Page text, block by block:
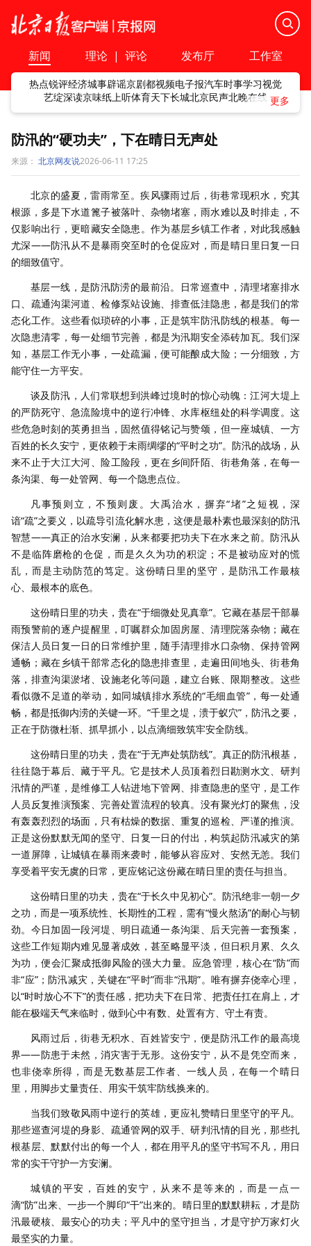
新闻 理论 | 评论 发布厅 工作室
热点锐评经济城事辟谣京剧都视频电子报汽车时事学习视觉
艺绽深读京味纸上听体育天下长城北京民声北晚在线
防汛的“硬功夫”，下在晴日无声处
来源： 北京网友说2026-06-11 17:25
北京的盛夏，雷雨常至。疾风骤雨过后，街巷常现积水，究其
根源，多是下水道篦子被落叶、杂物堵塞，雨水难以及时排走，不
仅影响出行，更暗藏安全隐患。作为基层乡镇工作者，对此我感触
尤深——防汛从不是暴雨突至时的仓促应对，而是晴日里日复一日
的细致值守。
基层一线，是防汛防涝的最前沿。日常巡查中，清理堵塞排水
口、疏通沟渠河道、检修泵站设施、排查低洼隐患，都是我们的常
态化工作。这些看似琐碎的小事，正是筑牢防汛防线的根基。每一
次隐患清零，每一处细节完善，都是为汛期安全添砖加瓦。我们深
知，基层工作无小事，一处疏漏，便可能酿成大险；一分细致，方
能守住一方平安。
谈及防汛，人们常联想到洪峰过境时的惊心动魄：江河大堤上
的严防死守、急流险境中的逆行冲锋、水库枢纽处的科学调度。这
些危急时刻的英勇担当，固然值得铭记与赞颂，但一座城镇、一方
百姓的长久安宁，更依赖于未雨绸缪的“平时之功”。防汛的战场，从
来不止于大江大河、险工险段，更在乡间阡陌、街巷角落，在每一
条沟渠、每一处管网、每一个隐患点位。
凡事预则立，不预则废。大禹治水，摒弃“堵”之短视，深
谙“疏”之要义，以疏导引流化解水患，这便是最朴素也最深刻的防汛
智慧——真正的治水安澜，从来都要把功夫下在水来之前。防汛从
不是临阵磨枪的仓促，而是久久为功的积淀；不是被动应对的慌
乱，而是主动防范的笃定。这份晴日里的坚守，是防汛工作最核
心、最根本的底色。
这份晴日里的功夫，贵在“于细微处见真章”。它藏在基层干部暴
雨预警前的逐户提醒里，叮嘱群众加固房屋、清理院落杂物；藏在
保洁人员日复一日的日常维护里，随手清理排水口杂物、保持管网
通畅；藏在乡镇干部常态化的隐患排查里，走遍田间地头、街巷角
落，排查沟渠淤堵、设施老化等问题，建立台账、限期整改。这些
看似微不足道的举动，如同城镇排水系统的“毛细血管”，每一处通
畅，都是抵御内涝的关键一环。“千里之堤，溃于蚁穴”，防汛之要，
正在于防微杜渐、抓早抓小，以点滴细致筑牢安全防线。
这份晴日里的功夫，贵在“于无声处筑防线”。真正的防汛根基，
往往隐于幕后、藏于平凡。它是技术人员顶着烈日勘测水文、研判
汛情的严谨，是维修工人钻进地下管网、排查隐患的坚守，是工作
人员反复推演预案、完善处置流程的较真。没有聚光灯的聚焦，没
有轰轰烈烈的场面，只有枯燥的数据、重复的巡检、严谨的推演。
正是这份默默无闻的坚守、日复一日的付出，构筑起防汛减灾的第
一道屏障，让城镇在暴雨来袭时，能够从容应对、安然无恙。我们
享受着平安无虞的日常，更应铭记这份藏在晴日里的责任与担当。
这份晴日里的功夫，贵在“于长久中见初心”。防汛绝非一朝一夕
之功，而是一项系统性、长期性的工程，需有“慢火熬汤”的耐心与韧
劲。今日加固一段河堤、明日疏通一条沟渠、后天完善一套预案，
这些工作短期内难见显著成效，甚至略显平淡，但日积月累、久久
为功，便会汇聚成抵御风险的强大力量。应急管理，核心在“防”而
非“应”；防汛减灾，关键在“平时”而非“汛期”。唯有摒弃侥幸心理，
以“时时放心不下”的责任感，把功夫下在日常、把责任扛在肩上，才
能在极端天气来临时，做到心中有数、处置有方、守土有责。
风雨过后，街巷无积水、百姓皆安宁，便是防汛工作的最高境
界——防患于未然，消灾害于无形。这份安宁，从不是凭空而来，
也非侥幸所得，而是无数基层工作者、一线人员，在每一个晴日
里，用脚步丈量责任、用实干筑牢防线换来的。
当我们致敬风雨中逆行的英雄，更应礼赞晴日里坚守的平凡。
那些巡查河堤的身影、疏通管网的双手、研判汛情的目光，那些扎
根基层、默默付出的每一个人，都在用平凡的坚守书写不凡，用日
常的实干守护一方安澜。
城镇的平安，百姓的安宁，从来不是等来的，而是一点一
滴“防”出来、一步一个脚印“干”出来的。晴日里的默默耕耘，才是防
汛最硬核、最安心的功夫；平凡中的坚守担当，才是守护万家灯火
最坚实的力量。